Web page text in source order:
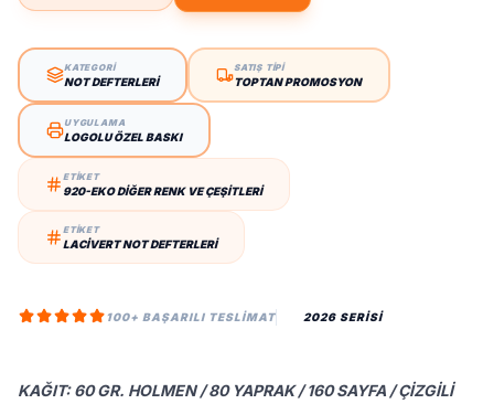
KATEGORİ
NOT DEFTERLERI
SATIŞ TİPİ
TOPTAN PROMOSYON
UYGULAMA
LOGOLU ÖZEL BASKI
ETİKET
920-EKO DIĞER RENK VE ÇEŞITLERI
ETİKET
LACIVERT NOT DEFTERLERI
100+ BAŞARILI TESLIMAT 2026 SERİSİ
KAĞIT: 60 GR. HOLMEN / 80 YAPRAK / 160 SAYFA / ÇIZGILI